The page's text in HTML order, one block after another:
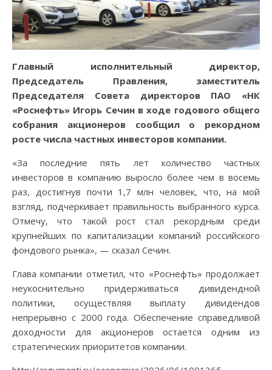
Главный исполнительный директор,
Председатель Правления, заместитель
Председателя Совета директоров ПАО «НК
«Роснефть» Игорь Сечин в ходе годового общего
собрания акционеров сообщил о рекордном
росте числа частных инвесторов компании.
«За последние пять лет количество частных
инвесторов в компанию выросло более чем в восемь
раз, достигнув почти 1,7 млн человек, что, на мой
взгляд, подчеркивает правильность выбранного курса.
Отмечу, что такой рост стал рекордным среди
крупнейших по капитализации компаний российского
фондового рынка», — сказал Сечин.
Глава компании отметил, что «Роснефть» продолжает
неукоснительно придерживаться дивидендной
политики, осуществляя выплату дивидендов
непрерывно с 2000 года. Обеспечение справедливой
доходности для акционеров остается одним из
стратегических приоритетов компании.